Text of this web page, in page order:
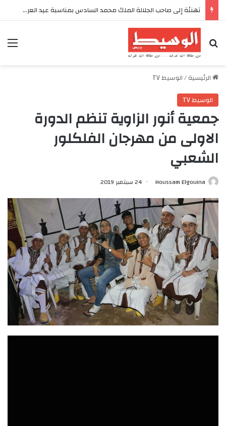
تهنئة إلى صاحب الجلالة الملك محمد السادس بمناسبة عيد العرش المجيد
بحث عن
الرئيسية/الوسيط TV
الوسيط TV
جمعية أنور الزاوية تنظم الدورة
الاولى من مهرجان الفلكلور
الشعبي
Houssam Elgouina 24 سبتمبر 2019